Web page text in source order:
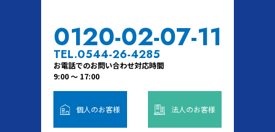
0120-02-07-11
TEL.0544-26-4285
お電話でのお問い合わせ対応時間
9:00 ～ 17:00
個人のお客様 法人のお客様